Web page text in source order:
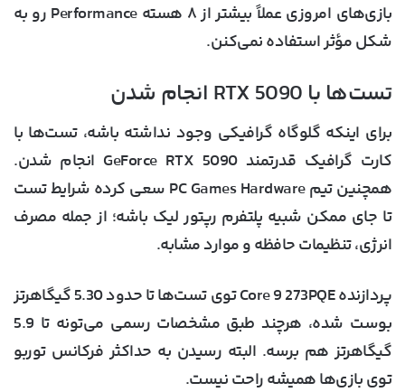
بازی‌های امروزی عملاً بیشتر از ۸ هسته Performance رو به
شکل مؤثر استفاده نمی‌کنن.
تست‌ها با RTX 5090 انجام شدن
برای اینکه گلوگاه گرافیکی وجود نداشته باشه، تست‌ها با
کارت گرافیک قدرتمند GeForce RTX 5090 انجام شدن.
همچنین تیم PC Games Hardware سعی کرده شرایط تست
تا جای ممکن شبیه پلتفرم رپتور لیک باشه؛ از جمله مصرف
انرژی، تنظیمات حافظه و موارد مشابه.
پردازنده Core 9 273PQE توی تست‌ها تا حدود 5.30 گیگاهرتز
بوست شده، هرچند طبق مشخصات رسمی می‌تونه تا 5.9
گیگاهرتز هم برسه. البته رسیدن به حداکثر فرکانس توربو
توی بازی‌ها همیشه راحت نیست.